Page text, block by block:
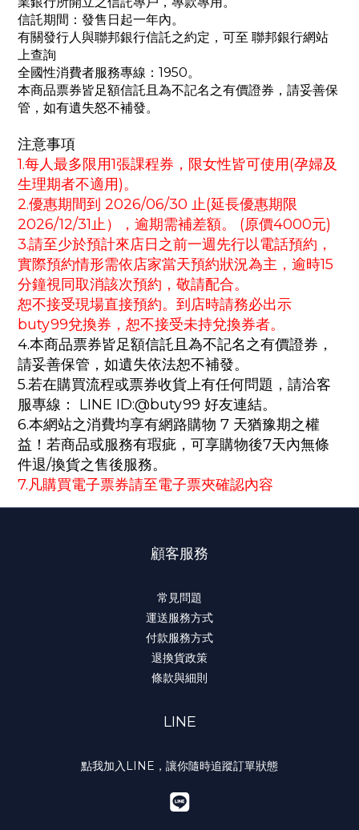
信託期間：發售日起一年內。
有關發行人與聯邦銀行信託之約定，可至 聯邦銀行網站
上查詢
全國性消費者服務專線：1950。
本商品票券皆足額信託且為不記名之有價證券，請妥善保
管，如有遺失怒不補發。
注意事項
1.每人最多限用1張課程券，限女性皆可使用(孕婦及
生理期者不適用)。
2.優惠期間到 2026/06/30 止(延長優惠期限
2026/12/31止），逾期需補差額。 (原價4000元)
3.請至少於預計來店日之前一週先行以電話預約，
實際預約情形需依店家當天預約狀況為主，逾時15
分鐘視同取消該次預約，敬請配合。
恕不接受現場直接預約。到店時請務必出示
buty99兌換券，恕不接受未持兌換券者。
4.本商品票券皆足額信託且為不記名之有價證券，
請妥善保管，如遺失依法恕不補發。
5.若在購買流程或票券收貨上有任何問題，請洽客
服專線： LINE ID:@buty99 好友連結。
6.本網站之消費均享有網路購物 7 天猶豫期之權
益！若商品或服務有瑕疵，可享購物後7天內無條
件退/換貨之售後服務。
7.凡購買電子票券請至電子票夾確認內容
顧客服務
常見問題
運送服務方式
付款服務方式
退換貨政策
條款與細則
LINE
點我加入LINE，讓你隨時追蹤訂單狀態